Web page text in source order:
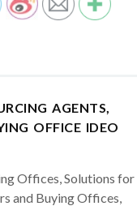
AGENTS,
OFFICE IDEO
Offices, Solutions for
and Buying Offices,